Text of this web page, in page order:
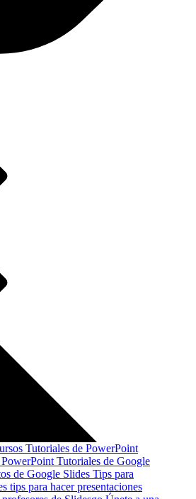
Tutoriales de PowerPoint
Tutoriales de Google
de Google Slides Tips para
tips para hacer presentaciones